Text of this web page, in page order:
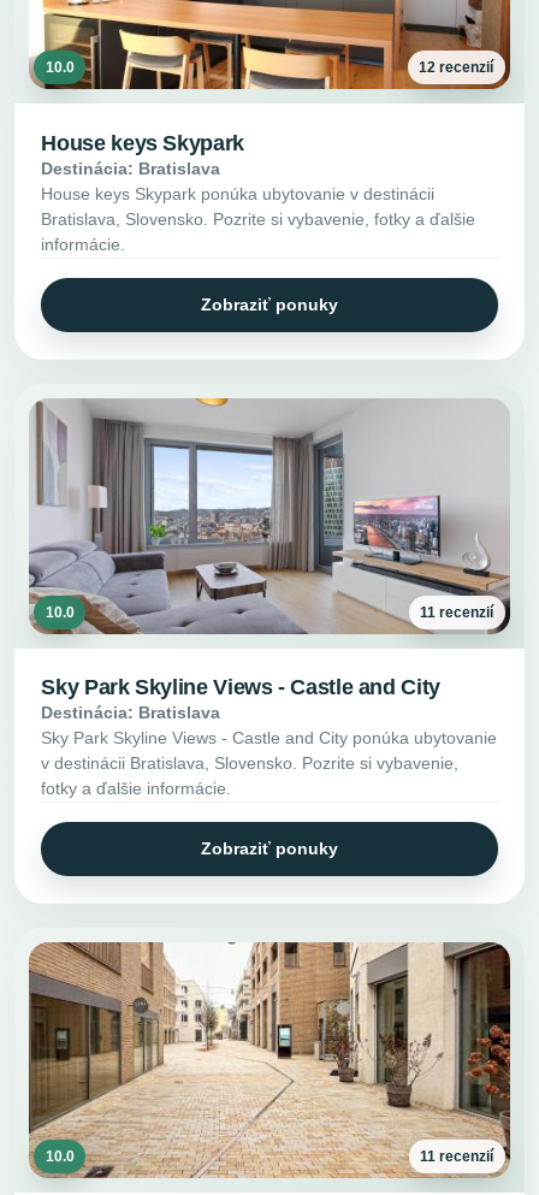
10.0 12 recenzií
House keys Skypark
Destinácia: Bratislava
House keys Skypark ponúka ubytovanie v destinácii
Bratislava, Slovensko. Pozrite si vybavenie, fotky a ďalšie
informácie.
Zobraziť ponuky
10.0 11 recenzií
Sky Park Skyline Views - Castle and City
Destinácia: Bratislava
Sky Park Skyline Views - Castle and City ponúka ubytovanie
v destinácii Bratislava, Slovensko. Pozrite si vybavenie,
fotky a ďalšie informácie.
Zobraziť ponuky
10.0 11 recenzií